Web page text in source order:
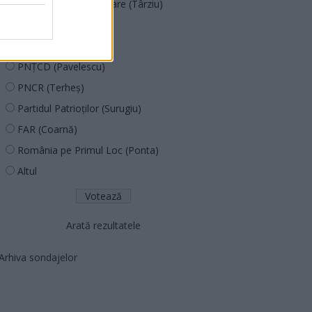
Acțiunea Conservatoare (Târziu)
PNȚCD (Pavelescu)
PNCR (Terheș)
Partidul Patrioților (Surugiu)
FAR (Coarnă)
România pe Primul Loc (Ponta)
Altul
Arată rezultatele
sondajelor